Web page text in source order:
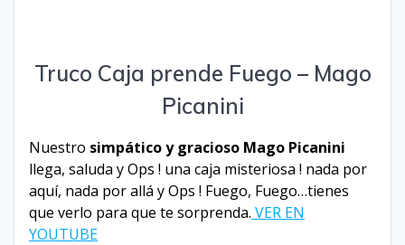
Truco Caja prende Fuego – Mago
Picanini
Nuestro simpático y gracioso Mago Picanini
llega, saluda y Ops ! una caja misteriosa ! nada por
aquí, nada por allá y Ops ! Fuego, Fuego…tienes
que verlo para que te sorprenda. VER EN
YOUTUBE